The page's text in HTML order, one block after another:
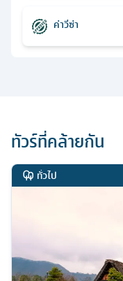
ค่าวีซ่า
ทัวร์ที่คล้ายกัน
ทั่วไป